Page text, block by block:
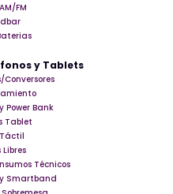
FM
y Tablets
Power Bank
Tablet
Técnicos
Smartband